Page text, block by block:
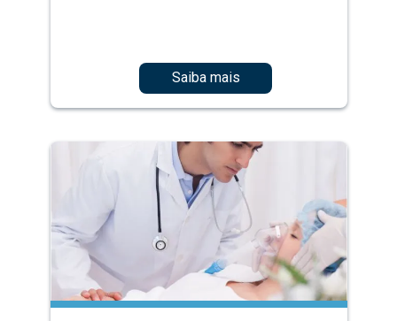
Saiba mais